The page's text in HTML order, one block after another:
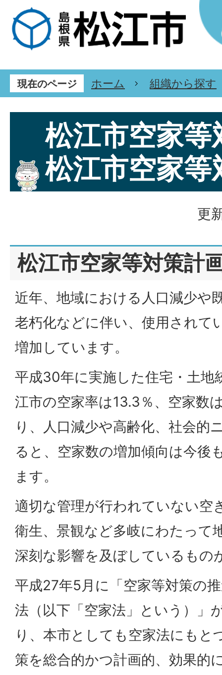
現在のページ ホーム 組織から探す
松江市空家等
松江市空家等
更
松江市空家等対策計
近年、地域における人口減少や
老朽化などに伴い、使用されて
増加しています。
平成30年に実施した住宅・土地
江市の空家率は13.3％、空家数
り、人口減少や高齢化、社会的
ると、空家数の増加傾向は今後
ます。
適切な管理が行われていない空
衛生、景観など多岐にわたって
深刻な影響を及ぼしているもの
平成27年5月に「空家等対策の
法（以下「空家法」という）」
り、本市としても空家法にもと
策を総合的かつ計画的、効果的